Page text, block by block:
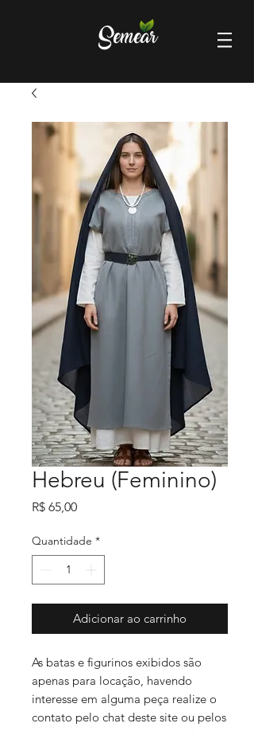
Hebreu (Feminino)
R$ 65,00Preço
Quantidade *
Adicionar ao carrinho
As batas e figurinos exibidos são
apenas para locação, havendo
interesse em alguma peça realize o
contato pelo chat deste site ou pelos